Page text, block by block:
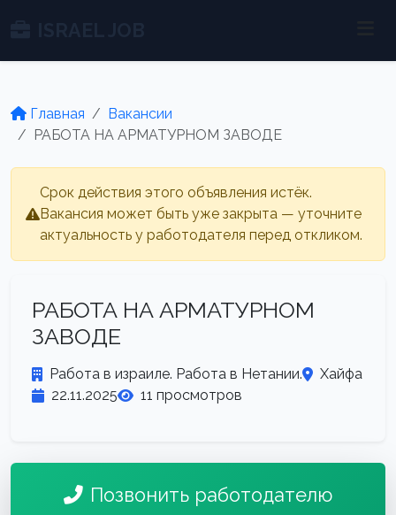
Главная
Вакансии
РАБОТА НА АРМАТУРНОМ ЗАВОДЕ
Срок действия этого объявления истёк.
Вакансия может быть уже закрыта — уточните
актуальность у работодателя перед откликом.
РАБОТА НА АРМАТУРНОМ
ЗАВОДЕ
Работа в израиле. Работа в Нетании.
Хайфа
22.11.2025
11 просмотров
Позвонить работодателю